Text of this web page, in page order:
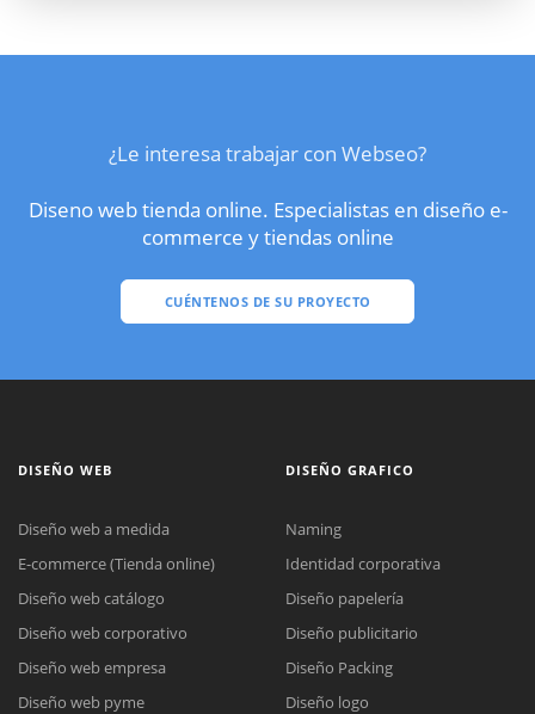
¿Le interesa trabajar con Webseo?
Diseno web tienda online. Especialistas en diseño e-
commerce y tiendas online
CUÉNTENOS DE SU PROYECTO
DISEÑO WEB
Diseño web a medida
E-commerce (Tienda online)
Diseño web catálogo
Diseño web corporativo
Diseño web empresa
Diseño web pyme
DISEÑO GRAFICO
Naming
Identidad corporativa
Diseño papelería
Diseño publicitario
Diseño Packing
Diseño logo